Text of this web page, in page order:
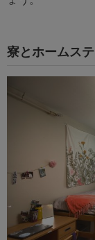
寮とホームス